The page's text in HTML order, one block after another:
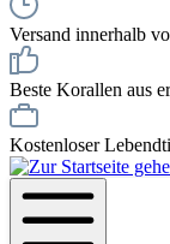
Versand innerhalb
Beste Korallen aus
Kostenloser